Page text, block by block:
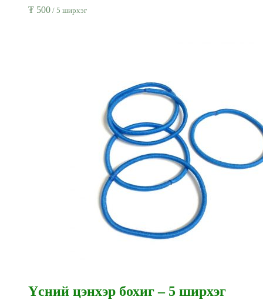
₮ 500 / 5 ширхэг
Үсний цэнхэр бохиг – 5 ширхэг